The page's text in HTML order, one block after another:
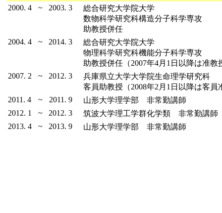
2000. 4
~ 2003. 3
総合研究大学院大学
数物科学研究科構造分子科学専攻
助教授併任
2004. 4
~ 2014. 3
総合研究大学院大学
物理科学研究科機能分子科学専攻
助教授併任（2007年4月1日以降は准教
2007. 2
~ 2012. 3
兵庫県立大学大学院生命理学研究科
客員助教授（2008年2月1日以降は客員
2011. 4
~ 2011. 9
山形大学理学部 非常勤講師
2012. 1
~ 2012. 3
筑波大学理工学群化学類 非常勤講師
2013. 4
~ 2013. 9 山形大学理学部 非常勤講師